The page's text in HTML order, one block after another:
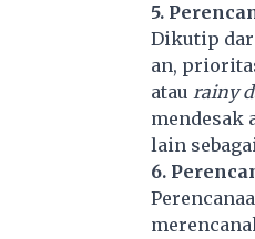
5.
Dikutip
an,
atau rainy
mendesak
lain
6.